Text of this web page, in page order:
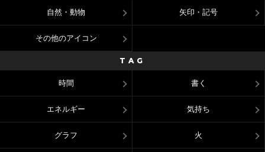
自然・動物 矢印・記号
その他のアイコン
TAG
時間 書く
エネルギー 気持ち
グラフ 火